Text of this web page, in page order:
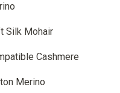
Silk Mohair
Cashmere
Merino